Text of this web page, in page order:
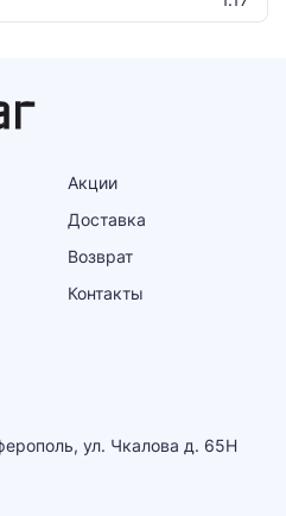
Акции
Доставка
Возврат
Контакты
ул. Чкалова д. 65Н